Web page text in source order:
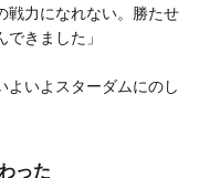
戦力になれない。勝たせ
きました」
いよスターダムにのし
った